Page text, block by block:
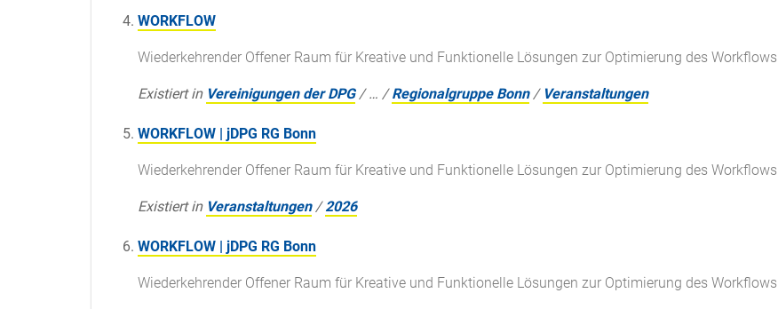
WORKFLOW
Wiederkehrender Offener Raum für Kreative und Funktionelle Lösungen zur Optimierung des Workflows
Existiert in Vereinigungen der DPG /… /Regionalgruppe Bonn / Veranstaltungen
WORKFLOW | jDPG RG Bonn
Wiederkehrender Offener Raum für Kreative und Funktionelle Lösungen zur Optimierung des Workflows
Existiert in Veranstaltungen /2026
WORKFLOW | jDPG RG Bonn
Wiederkehrender Offener Raum für Kreative und Funktionelle Lösungen zur Optimierung des Workflows